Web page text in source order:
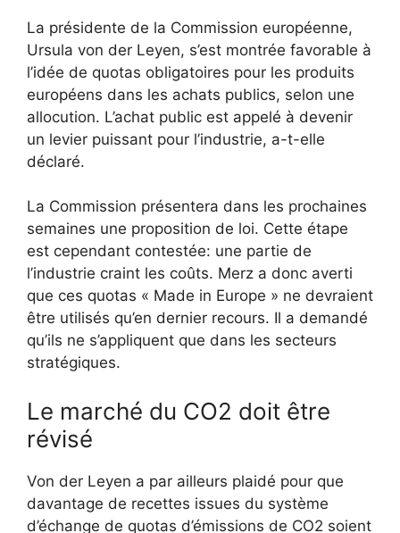
La présidente de la Commission européenne,
Ursula von der Leyen, s’est montrée favorable à
l’idée de quotas obligatoires pour les produits
européens dans les achats publics, selon une
allocution. L’achat public est appelé à devenir
un levier puissant pour l’industrie, a-t-elle
déclaré.
La Commission présentera dans les prochaines
semaines une proposition de loi. Cette étape
est cependant contestée: une partie de
l’industrie craint les coûts. Merz a donc averti
que ces quotas « Made in Europe » ne devraient
être utilisés qu’en dernier recours. Il a demandé
qu’ils ne s’appliquent que dans les secteurs
stratégiques.
Le marché du CO2 doit être
révisé
Von der Leyen a par ailleurs plaidé pour que
davantage de recettes issues du système
d’échange de quotas d’émissions de CO2 soient